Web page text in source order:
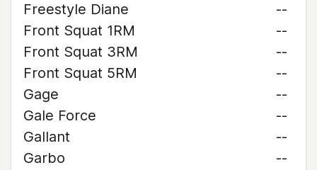
Freestyle Diane
--
Front Squat 1RM
--
Front Squat 3RM
--
Front Squat 5RM
--
Gage
--
Gale Force
--
Gallant
--
Garbo
--